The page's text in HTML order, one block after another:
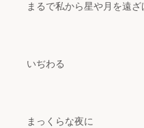
まるで私から星や月を遠
いぢわる
まっくらな夜に